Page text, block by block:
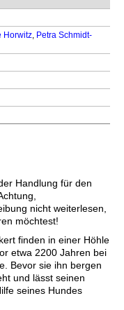
Horwitz Petra Schmidt-
Handlung für den
nicht weiterlesen,
möchtest!
finden in einer Höhle
etwa 2200 Jahren bei
Bevor sie ihn bergen
und lässt seinen
seines Hundes